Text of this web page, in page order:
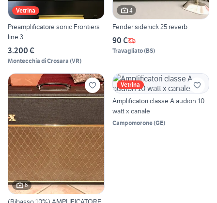
Vetrina
Preamplificatore sonic Frontiers
line 3
3.200 €
Montecchia di Crosara (VR)
4
Fender sidekick 25 reverb
90 €
Travagliato(BS)
6
Vetrina
Amplificatori classe A audion 10
watt x canale
Campomorone(GE)